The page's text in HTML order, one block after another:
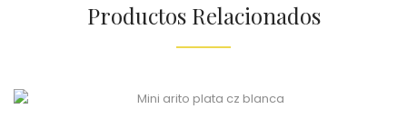
Productos Relacionados